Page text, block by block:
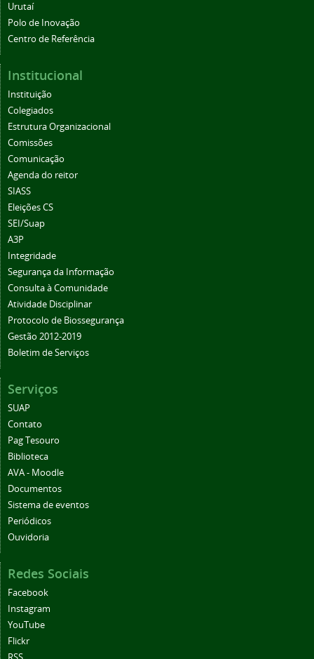
Urutaí
Polo de Inovação
Centro de Referência
Institucional
Instituição
Colegiados
Estrutura Organizacional
Comissões
Comunicação
Agenda do reitor
SIASS
Eleições CS
SEI/Suap
A3P
Integridade
Segurança da Informação
Consulta à Comunidade
Atividade Disciplinar
Protocolo de Biossegurança
Gestão 2012-2019
Boletim de Serviços
Serviços
SUAP
Contato
Pag Tesouro
Biblioteca
AVA - Moodle
Documentos
Sistema de eventos
Periódicos
Ouvidoria
Redes Sociais
Facebook
Instagram
YouTube
Flickr